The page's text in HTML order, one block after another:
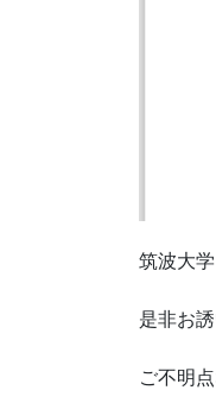
筑波大
是非お
ご不明